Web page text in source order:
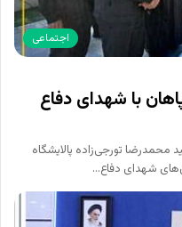
اجتماعی
با شهدای دفاع
تورجی‌زاده پالایشگاه
شهدای دفاع…